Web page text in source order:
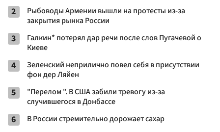
2
Рыбоводы Армении вышли на протесты из-за
закрытия рынка России
3
Галкин* потерял дар речи после слов Пугачевой о
Киеве
4
Зеленский неприлично повел cебя в присутствии
фон дер Ляйен
5
"Перелом ". В США забили тревогу из-за
случившегося в Донбассе
6 В России стремительно дорожает сахар